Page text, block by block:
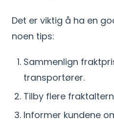
Det er viktig å ha en
noen tips:
Sammenlign
transportører.
Tilby flere
Informer kundene